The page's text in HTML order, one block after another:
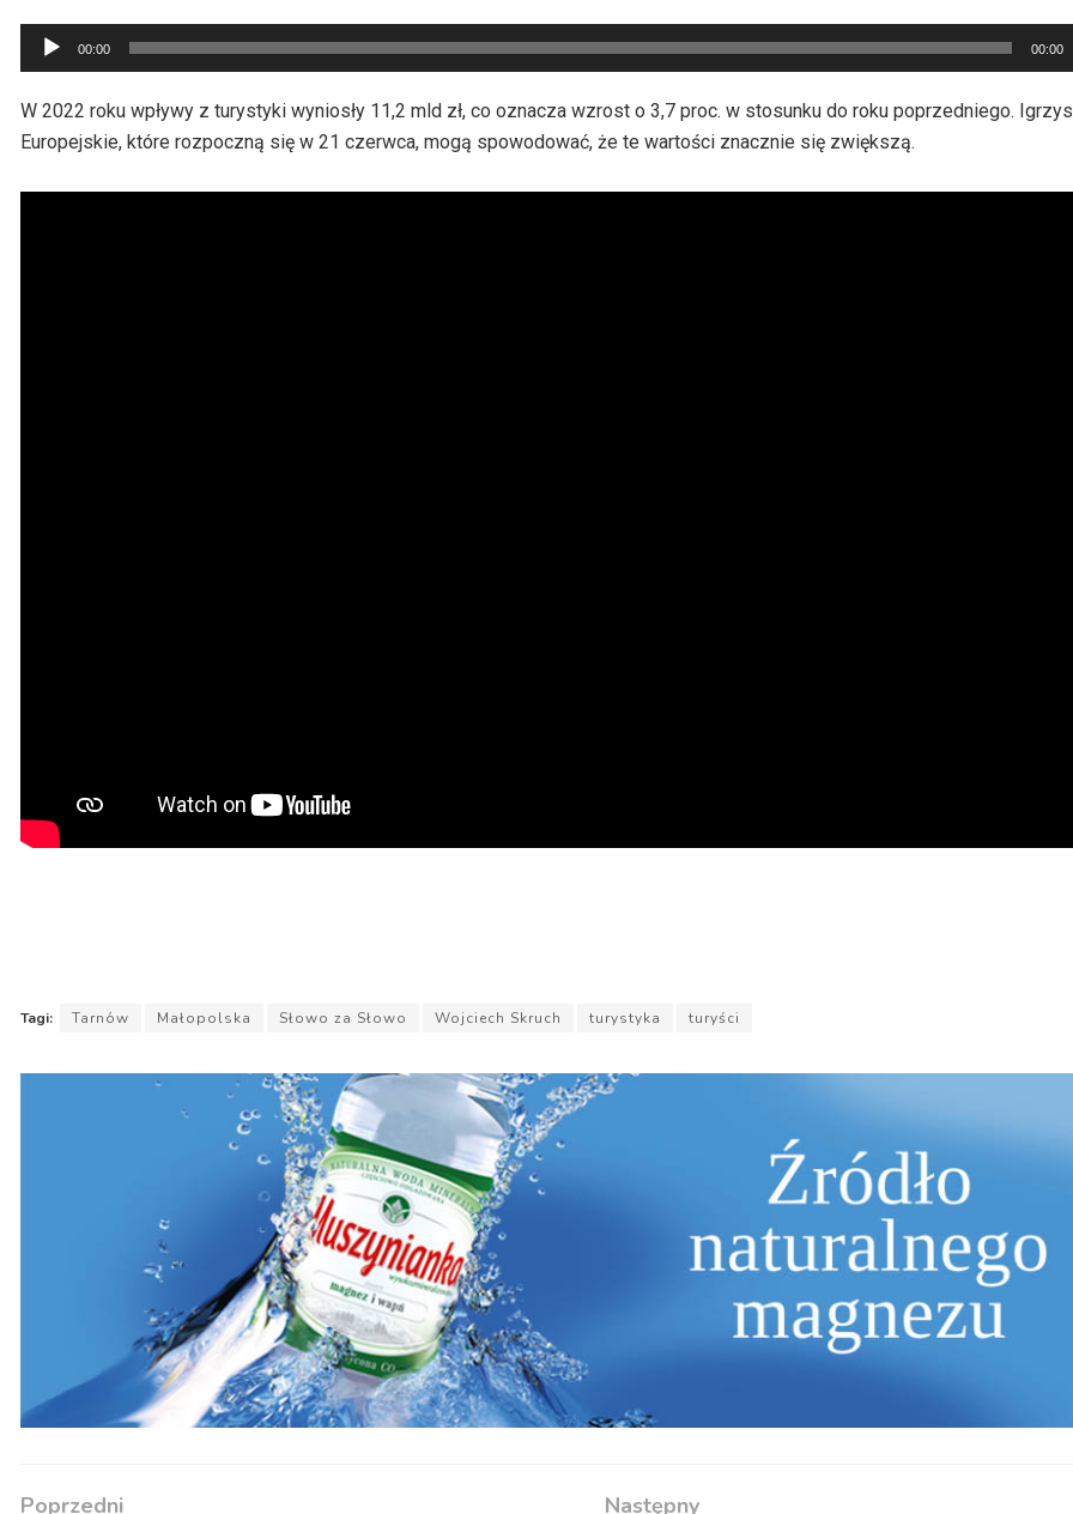
Odtwarzacz
plików
dźwiękowych
00:00 00:00
W 2022 roku wpływy z turystyki wyniosły 11,2 mld zł, co oznacza wzrost o 3,7 proc. w stosunku do roku poprzedniego.
Europejskie, które rozpoczną się w 21 czerwca, mogą spowodować, że te wartości znacznie się zwiększą.
Tagi: Tarnów Małopolska Słowo za Słowo Wojciech Skruch turystyka turyści
Poprzedni Następny